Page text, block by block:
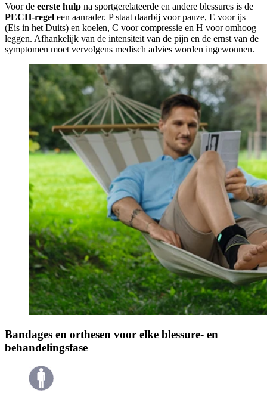
Voor de eerste hulp na sportgerelateerde en andere blessures is de
PECH-regel een aanrader. P staat daarbij voor pauze, E voor ijs
(Eis in het Duits) en koelen, C voor compressie en H voor omhoog
leggen. Afhankelijk van de intensiteit van de pijn en de ernst van de
symptomen moet vervolgens medisch advies worden ingewonnen.
Bandages en orthesen voor elke blessure- en
behandelingsfase